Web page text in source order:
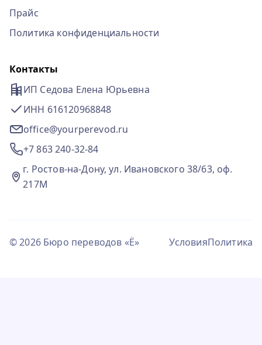
Прайс
Политика конфиденциальности
Контакты
ИП Седова Елена Юрьевна
ИНН 616120968848
office@yourperevod.ru
+7 863 240-32-84
г. Ростов-на-Дону, ул. Ивановского 38/63, оф.
217М
© 2026 Бюро переводов «Ё» УсловияПолитика